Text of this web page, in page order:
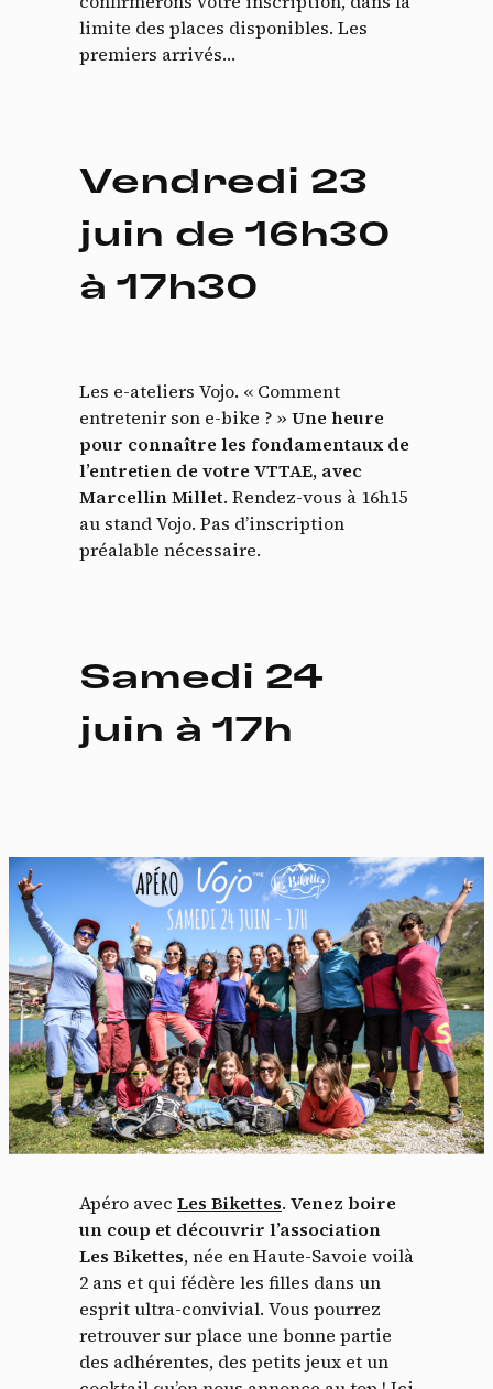
limite des places disponibles. Les
premiers arrivés…
Vendredi 23
juin de 16h30
à 17h30
Les e-ateliers Vojo. « Comment
entretenir son e-bike ? » Une heure
pour connaître les fondamentaux de
l’entretien de votre VTTAE, avec
Marcellin Millet. Rendez-vous à 16h15
au stand Vojo. Pas d’inscription
préalable nécessaire.
Samedi 24
juin à 17h
Apéro avec Les Bikettes. Venez boire
un coup et découvrir l’association
Les Bikettes, née en Haute-Savoie voilà
2 ans et qui fédère les filles dans un
esprit ultra-convivial. Vous pourrez
retrouver sur place une bonne partie
des adhérentes, des petits jeux et un
Panneau de gestion des
cookies
En autorisant ces services tiers, vous acceptez le dépôt et la
lecture de cookies et l'utilisation de technologies de suivi
nécessaires à leur bon fonctionnement.
Politique de confidentialité
Tout accepter Tout refuser